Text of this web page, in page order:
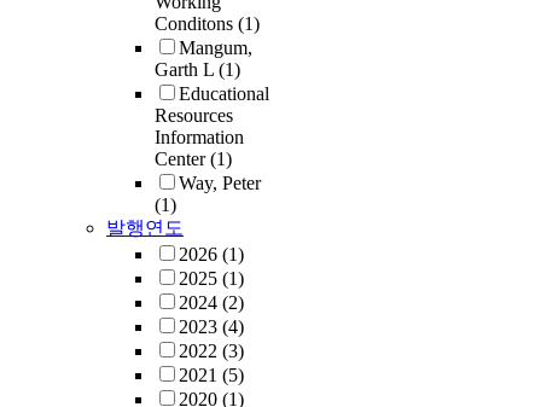
Conditons (1)
Mangum,
Garth L (1)
Educational
Resources
Information
Center(1)
Way, Peter
(1)
발행연도
2026 (1)
2025 (1)
2024 (2)
2023 (4)
2022 (3)
2021 (5)
2020 (1)